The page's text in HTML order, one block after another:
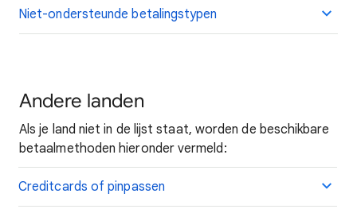
Niet-ondersteunde betalingstypen
Andere landen
Als je land niet in de lijst staat, worden de beschikbare
betaalmethoden hieronder vermeld:
Creditcards of pinpassen